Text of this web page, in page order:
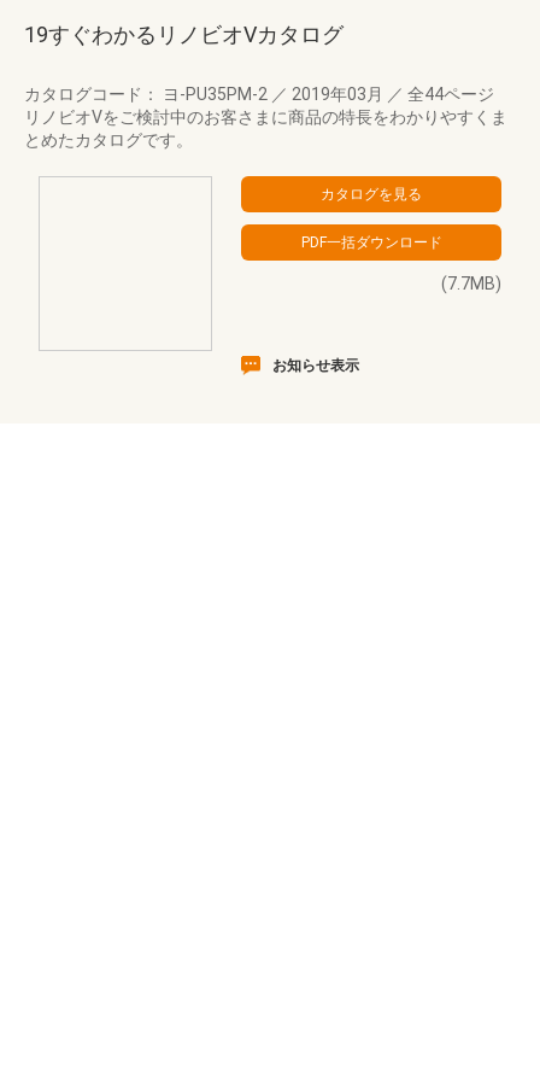
19すぐわかるリノビオVカタログ
カタログコード： ヨ-PU35PM-2 ／ 2019年03月 ／ 全44ページ
リノビオVをご検討中のお客さまに商品の特長をわかりやすくま
とめたカタログです。
(7.7MB)
お知らせ表示